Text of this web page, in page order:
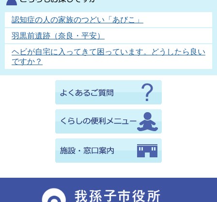
認知症の人の家族のつどい「あびこ」
羽黒前遺跡（奈良・平安）
ヘビが自宅に入ってきて困っています。どうしたら良い
ですか？